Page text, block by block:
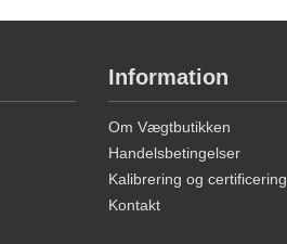
Information
Om Vægtbutikken
Handelsbetingelser
Kalibrering og certificering
Kontakt